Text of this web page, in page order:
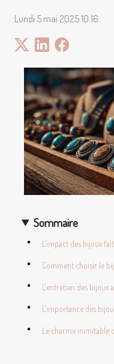
Lundi 5 mai 2025 10:16
Sommaire
L'impact des bijoux
Comment choisir le
L'entretien des bijoux
L'importance des
Le charme inimitable